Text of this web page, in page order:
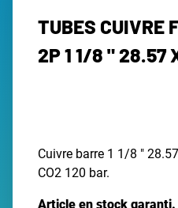
TUBES CUIVRE
2P 1 1/8 " 28.57
Cuivre barre 1 1/8 "
CO2 120 bar.
Article en stock garanti.